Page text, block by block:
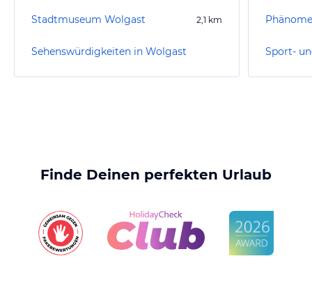
Stadtmuseum Wolgast 2,1 km
Sehenswürdigkeiten in Wolgast
Finde Deinen perfekten Urlaub